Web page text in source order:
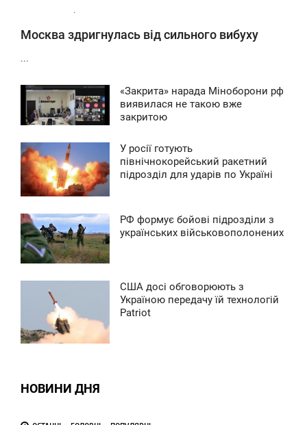
Москва здригнулась від сильного вибуху
...
«Закрита» нарада Міноборони рф
виявилася не такою вже
закритою
У росії готують
північнокорейський ракетний
підрозділ для ударів по Україні
РФ формує бойові підрозділи з
українських військовополонених
США досі обговорюють з
Україною передачу їй технологій
Patriot
НОВИНИ ДНЯ